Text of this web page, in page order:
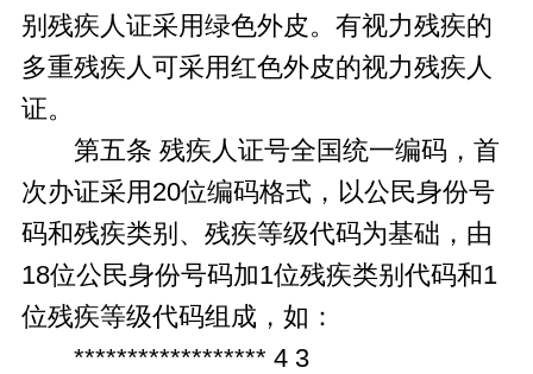
别残疾人证采用绿色外皮。有视力残疾的
多重残疾人可采用红色外皮的视力残疾人
证。
第五条 残疾人证号全国统一编码，首
次办证采用20位编码格式，以公民身份号
码和残疾类别、残疾等级代码为基础，由
18位公民身份号码加1位残疾类别代码和1
位残疾等级代码组成，如：
****************** 4 3